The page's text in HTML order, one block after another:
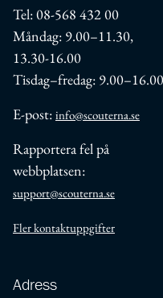
Tel: 08-568 432 00
Måndag: 9.00–11.30,
13.30-16.00
Tisdag–fredag: 9.00–16.00
E-post: info@scouterna.se
Rapportera fel på
webbplatsen:
support@scouterna.se
Fler kontaktuppgifter
Adress